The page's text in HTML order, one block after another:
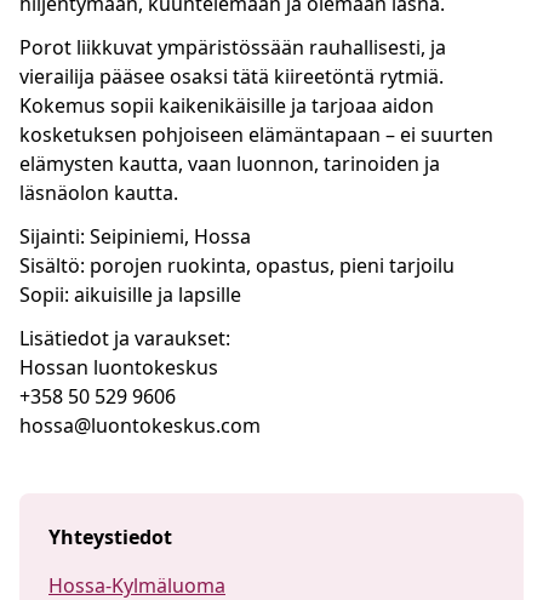
Porot liikkuvat ympäristössään rauhallisesti, ja
vierailija pääsee osaksi tätä kiireetöntä rytmiä.
Kokemus sopii kaikenikäisille ja tarjoaa aidon
kosketuksen pohjoiseen elämäntapaan – ei suurten
elämysten kautta, vaan luonnon, tarinoiden ja
läsnäolon kautta.
Sijainti: Seipiniemi, Hossa
Sisältö: porojen ruokinta, opastus, pieni tarjoilu
Sopii: aikuisille ja lapsille
Lisätiedot ja varaukset:
Hossan luontokeskus
+358 50 529 9606
hossa@luontokeskus.com
Yhteystiedot
Hossa-Kylmäluoma